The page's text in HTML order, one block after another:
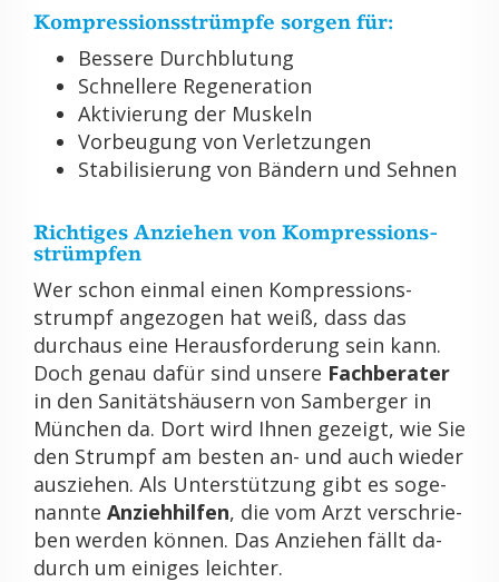
Kom­pres­si­ons­strümp­fe sor­gen für:
Bes­se­re Durch­blu­tung
Schnel­le­re Re­ge­ne­ra­ti­on
Ak­ti­vie­rung der Mus­keln
Vor­beu­gung von Ver­let­zun­gen
Sta­bi­li­sie­rung von Bän­dern und Seh­nen
Rich­ti­ges An­zie­hen von Kom­pres­si­ons­
strümp­fen
Wer schon ein­mal einen Kom­pres­si­ons­
strumpf an­ge­zo­gen hat weiß, dass das
durch­aus eine Her­aus­for­de­rung sein kann.
Doch genau dafür sind un­se­re Fach­be­ra­ter
in den Sa­ni­täts­häu­sern von Sam­ber­ger in
Mün­chen da. Dort wird Ihnen ge­zeigt, wie Sie
den Strumpf am bes­ten an- und auch wie­der
aus­zie­hen. Als Un­ter­stüt­zung gibt es so­ge­
nann­te An­zieh­hil­fen, die vom Arzt ver­schrie­
ben wer­den kön­nen. Das An­zie­hen fällt da­
durch um ei­ni­ges leich­ter.